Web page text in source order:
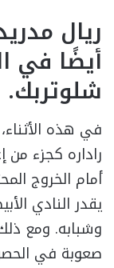
ريال
أيضًا في
شلوتربك.
في هذه
راداره كجزء من
أمام الخروج
يقدر النادي
وشبابه. ومع
صعوبة في